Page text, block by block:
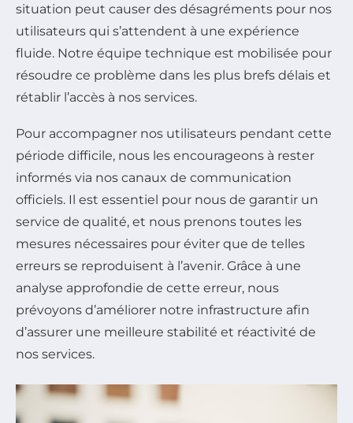
situation peut causer des désagréments pour nos
utilisateurs qui s’attendent à une expérience
fluide. Notre équipe technique est mobilisée pour
résoudre ce problème dans les plus brefs délais et
rétablir l’accès à nos services.
Pour accompagner nos utilisateurs pendant cette
période difficile, nous les encourageons à rester
informés via nos canaux de communication
officiels. Il est essentiel pour nous de garantir un
service de qualité, et nous prenons toutes les
mesures nécessaires pour éviter que de telles
erreurs se reproduisent à l’avenir. Grâce à une
analyse approfondie de cette erreur, nous
prévoyons d’améliorer notre infrastructure afin
d’assurer une meilleure stabilité et réactivité de
nos services.